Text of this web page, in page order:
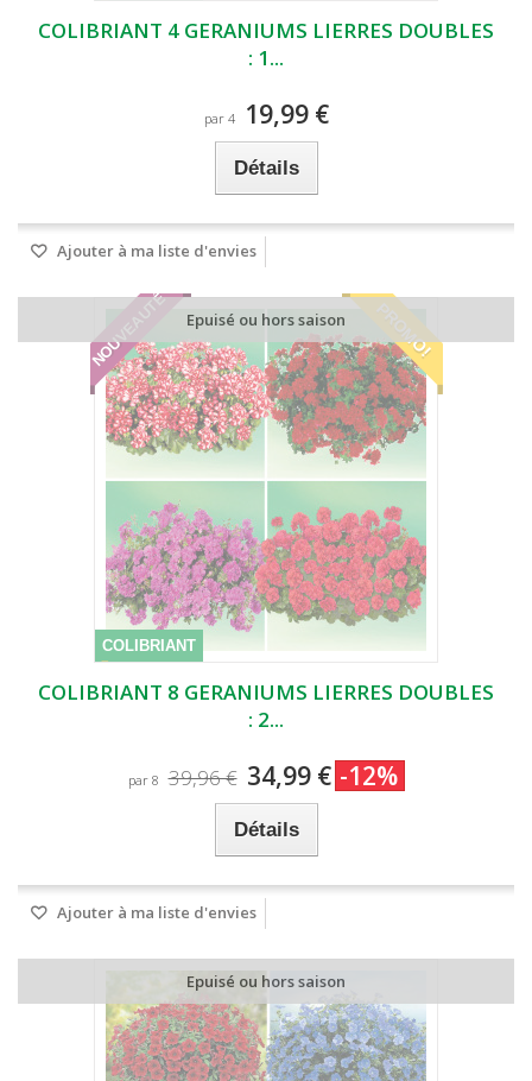
COLIBRIANT 4 GERANIUMS LIERRES DOUBLES
: 1...
par 4 19,99 €
Détails
Ajouter à ma liste d'envies
Epuisé ou hors saison
NOUVEAUTÉ
COLIBRIANT
PROMO!
COLIBRIANT 8 GERANIUMS LIERRES DOUBLES
: 2...
par 8 39,96 € 34,99 € -12%
Détails
Ajouter à ma liste d'envies
Epuisé ou hors saison